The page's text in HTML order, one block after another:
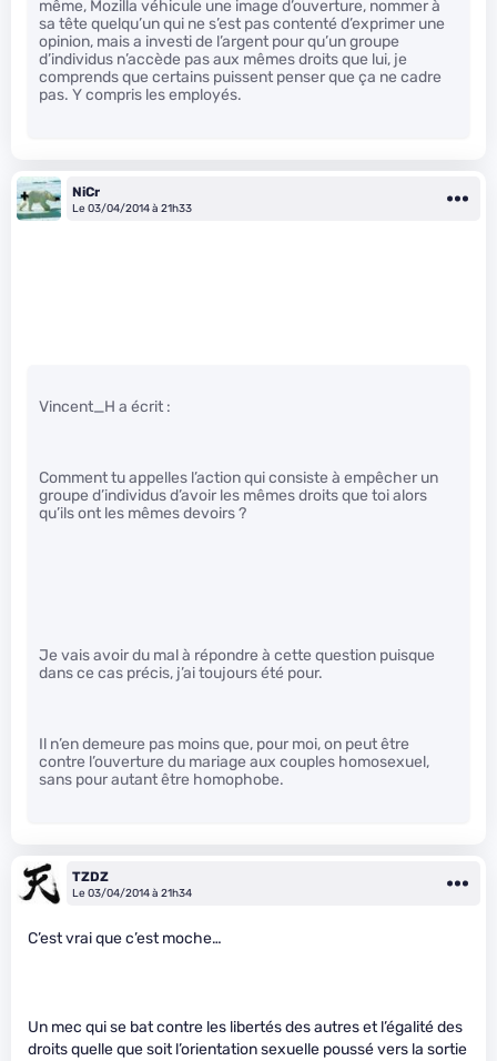
même, Mozilla véhicule une image d’ouverture, nommer à
sa tête quelqu’un qui ne s’est pas contenté d’exprimer une
opinion, mais a investi de l’argent pour qu’un groupe
d’individus n’accède pas aux mêmes droits que lui, je
comprends que certains puissent penser que ça ne cadre
pas. Y compris les employés.
NiCr
Le 03/04/2014 à 21h33
Vincent_H a écrit :
Comment tu appelles l’action qui consiste à empêcher un
groupe d’individus d’avoir les mêmes droits que toi alors
qu’ils ont les mêmes devoirs ?
Je vais avoir du mal à répondre à cette question puisque
dans ce cas précis, j’ai toujours été pour.
Il n’en demeure pas moins que, pour moi, on peut être
contre l’ouverture du mariage aux couples homosexuel,
sans pour autant être homophobe.
TZDZ
Le 03/04/2014 à 21h34
C’est vrai que c’est moche…
Un mec qui se bat contre les libertés des autres et l’égalité des
droits quelle que soit l’orientation sexuelle poussé vers la sortie